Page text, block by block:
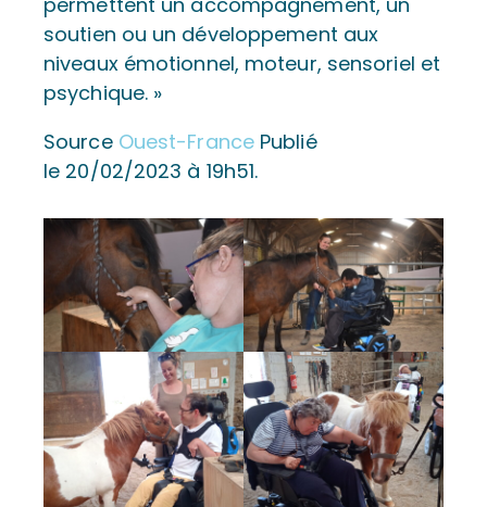
soutien ou un développement aux
niveaux émotionnel, moteur, sensoriel et
psychique. »
Source Ouest-FrancePublié
le 20/02/2023 à 19h51.